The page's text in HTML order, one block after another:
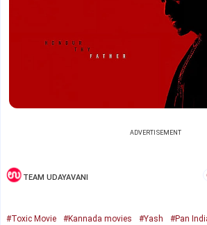
ADVERTISEMENT
TEAM UDAYAVANI
#Toxic Movie #Kannada movies #Yash #Pan